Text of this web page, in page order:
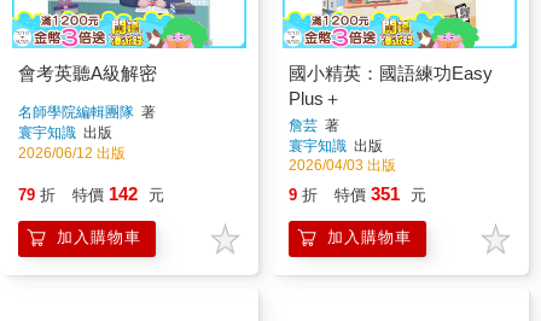
會考英聽A級解密
名師學院編輯團隊 著
寰宇知識 出版
2026/06/12 出版
79 折 特價 142 元
加入購物車
國小精英：國語練功Easy
Plus＋
詹芸 著
寰宇知識 出版
2026/04/03 出版
9 折 特價 351 元
加入購物車